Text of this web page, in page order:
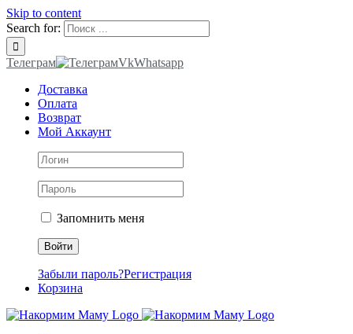
Skip to content
Search for:
Телеграм VkWhatsapp
Доставка
Оплата
Возврат
Мой Аккаунт
Запомнить меня
Забыли пароль?Регистрация
Корзина